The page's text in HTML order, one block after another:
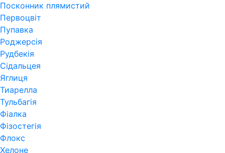
Посконник плямистий
Первоцвіт
Пупавка
Роджерсія
Рудбекія
Сідальцея
Яглиця
Тиарелла
Тульбагія
Фіалка
Фізостегія
Флокс
Хелоне